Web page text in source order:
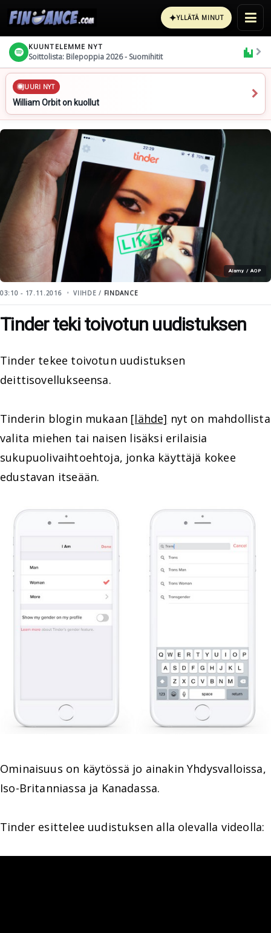
✦YLLÄTÄ MINUT
KUUNTELEMME NYT
Soittolista: Bilepoppia 2026 - Suomihitit
JUURI NYT
William Orbit on kuollut
Alamy / AOP
03:10 - 17.11.2016 VIIHDE / FINDANCE
Tinder teki toivotun uudistuksen
Tinder tekee toivotun uudistuksen
deittisovellukseensa.
Tinderin blogin mukaan [lähde] nyt on mahdollista
valita miehen tai naisen lisäksi erilaisia
sukupuolivaihtoehtoja, jonka käyttäjä kokee
edustavan itseään.
Ominaisuus on käytössä jo ainakin Yhdysvalloissa,
Iso-Britanniassa ja Kanadassa.
Tinder esittelee uudistuksen alla olevalla videolla: